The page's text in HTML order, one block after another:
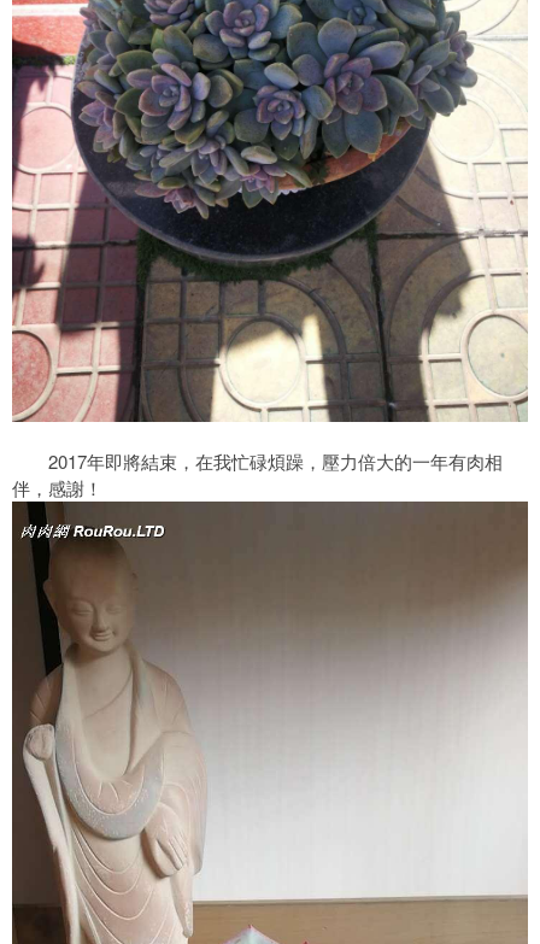
2017年即將結束，在我忙碌煩躁，壓力倍大的一年有肉相
伴，感謝！